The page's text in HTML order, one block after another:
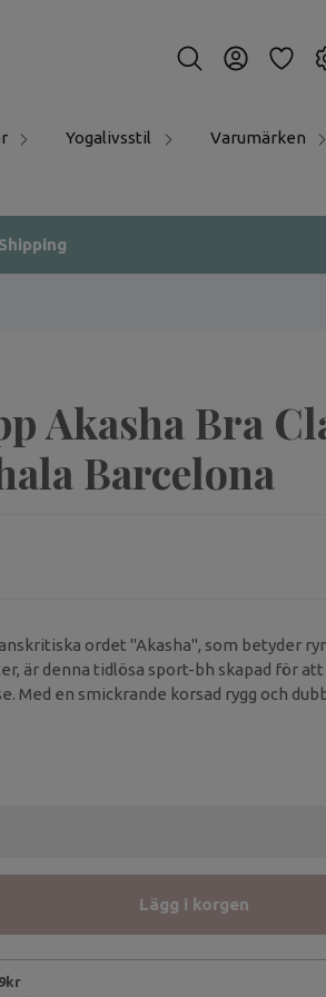
Yogalivsstil Varumärken
Akasha Bra
Barcelona
ordet "Akasha", som betyder
är denna tidlösa sport-bh skapad för att
Med en smickrande korsad rygg och
Lägg i korgen